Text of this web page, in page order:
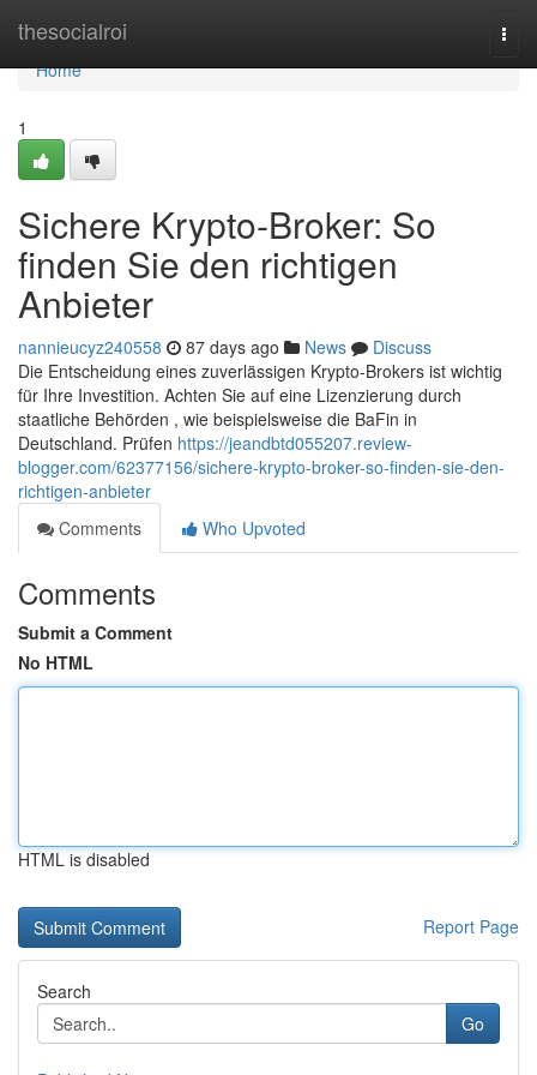
thesocialroi
Home
Home
1
Sichere Krypto-Broker: So
finden Sie den richtigen
Anbieter
nannieucyz240558 87 days ago News
Discuss
Die Entscheidung eines zuverlässigen Krypto-Brokers ist wichtig
für Ihre Investition. Achten Sie auf eine Lizenzierung durch
staatliche Behörden , wie beispielsweise die BaFin in
Deutschland. Prüfen https://jeandbtd055207.review-
blogger.com/62377156/sichere-krypto-broker-so-finden-sie-den-
richtigen-anbieter
Comments
Who Upvoted
Comments
Submit a Comment
No HTML
HTML is disabled
Report Page
Search
Go